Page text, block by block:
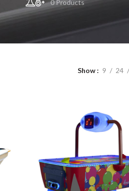
0 Products
Show 9 24